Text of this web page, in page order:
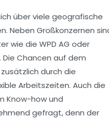
über viele geografische
Neben Großkonzernen
wie die WPD AG oder
Chancen auf dem
durch die
Arbeitszeiten. Auch die
Know-how und
gefragt, denn der